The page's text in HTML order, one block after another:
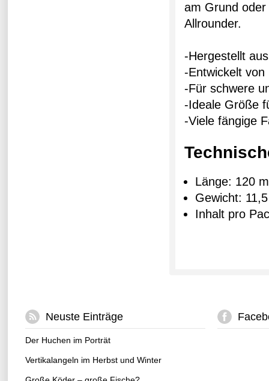
am Grund
Allrounder.
-Hergestellt
-Entwickelt von
-Für schwere
-Ideale Größe
-Viele fängige
Länge: 120
Gewicht:
Inhalt pro
Neuste Einträge
Der Huchen im Porträt
Vertikalangeln im Herbst und Winter